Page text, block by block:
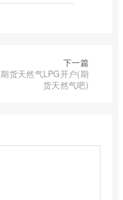
下一篇
期货天然气LPG开户(期
货天然气吧)